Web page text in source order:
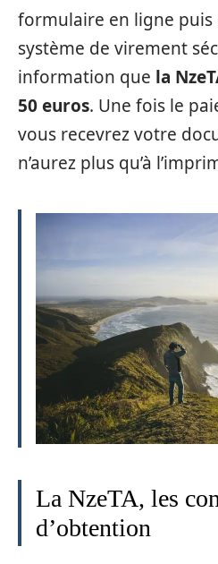
formulaire en ligne puis
système de virement
information que la
50 euros. Une fois le
vous recevrez votre
n’aurez plus qu’à
La NzeTA, les
d’obtention